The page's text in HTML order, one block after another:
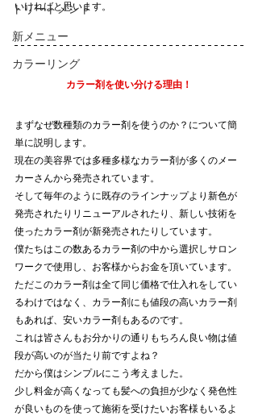
トリートメント
新メニュー
カラーリング
いければと思います。
カラー剤を使い分ける理由！
まずなぜ数種類のカラー剤を使うのか？について簡
単に説明します。
現在の美容界では多種多様なカラー剤が多くのメー
カーさんから発売されています。
そして毎年のように既存のラインナップより新色が
発売されたりリニューアルされたり、新しい技術を
使ったカラー剤が新発売されたりしています。
僕たちはこの数あるカラー剤の中から選択しサロン
ワークで使用し、お客様からお金を頂いています。
ただこのカラー剤は全て同じ価格で仕入れをしてい
るわけではなく、カラー剤にも値段の高いカラー剤
もあれば、安いカラー剤もあるのです。
これは皆さんもお分かりの通りもちろん良い物は値
段が高いのが当たり前ですよね？
だから僕はシンプルにこう考えました。
少し料金が高くなっても髪への負担が少なく発色性
が良いものを使って施術を受けたいお客様もいるよ